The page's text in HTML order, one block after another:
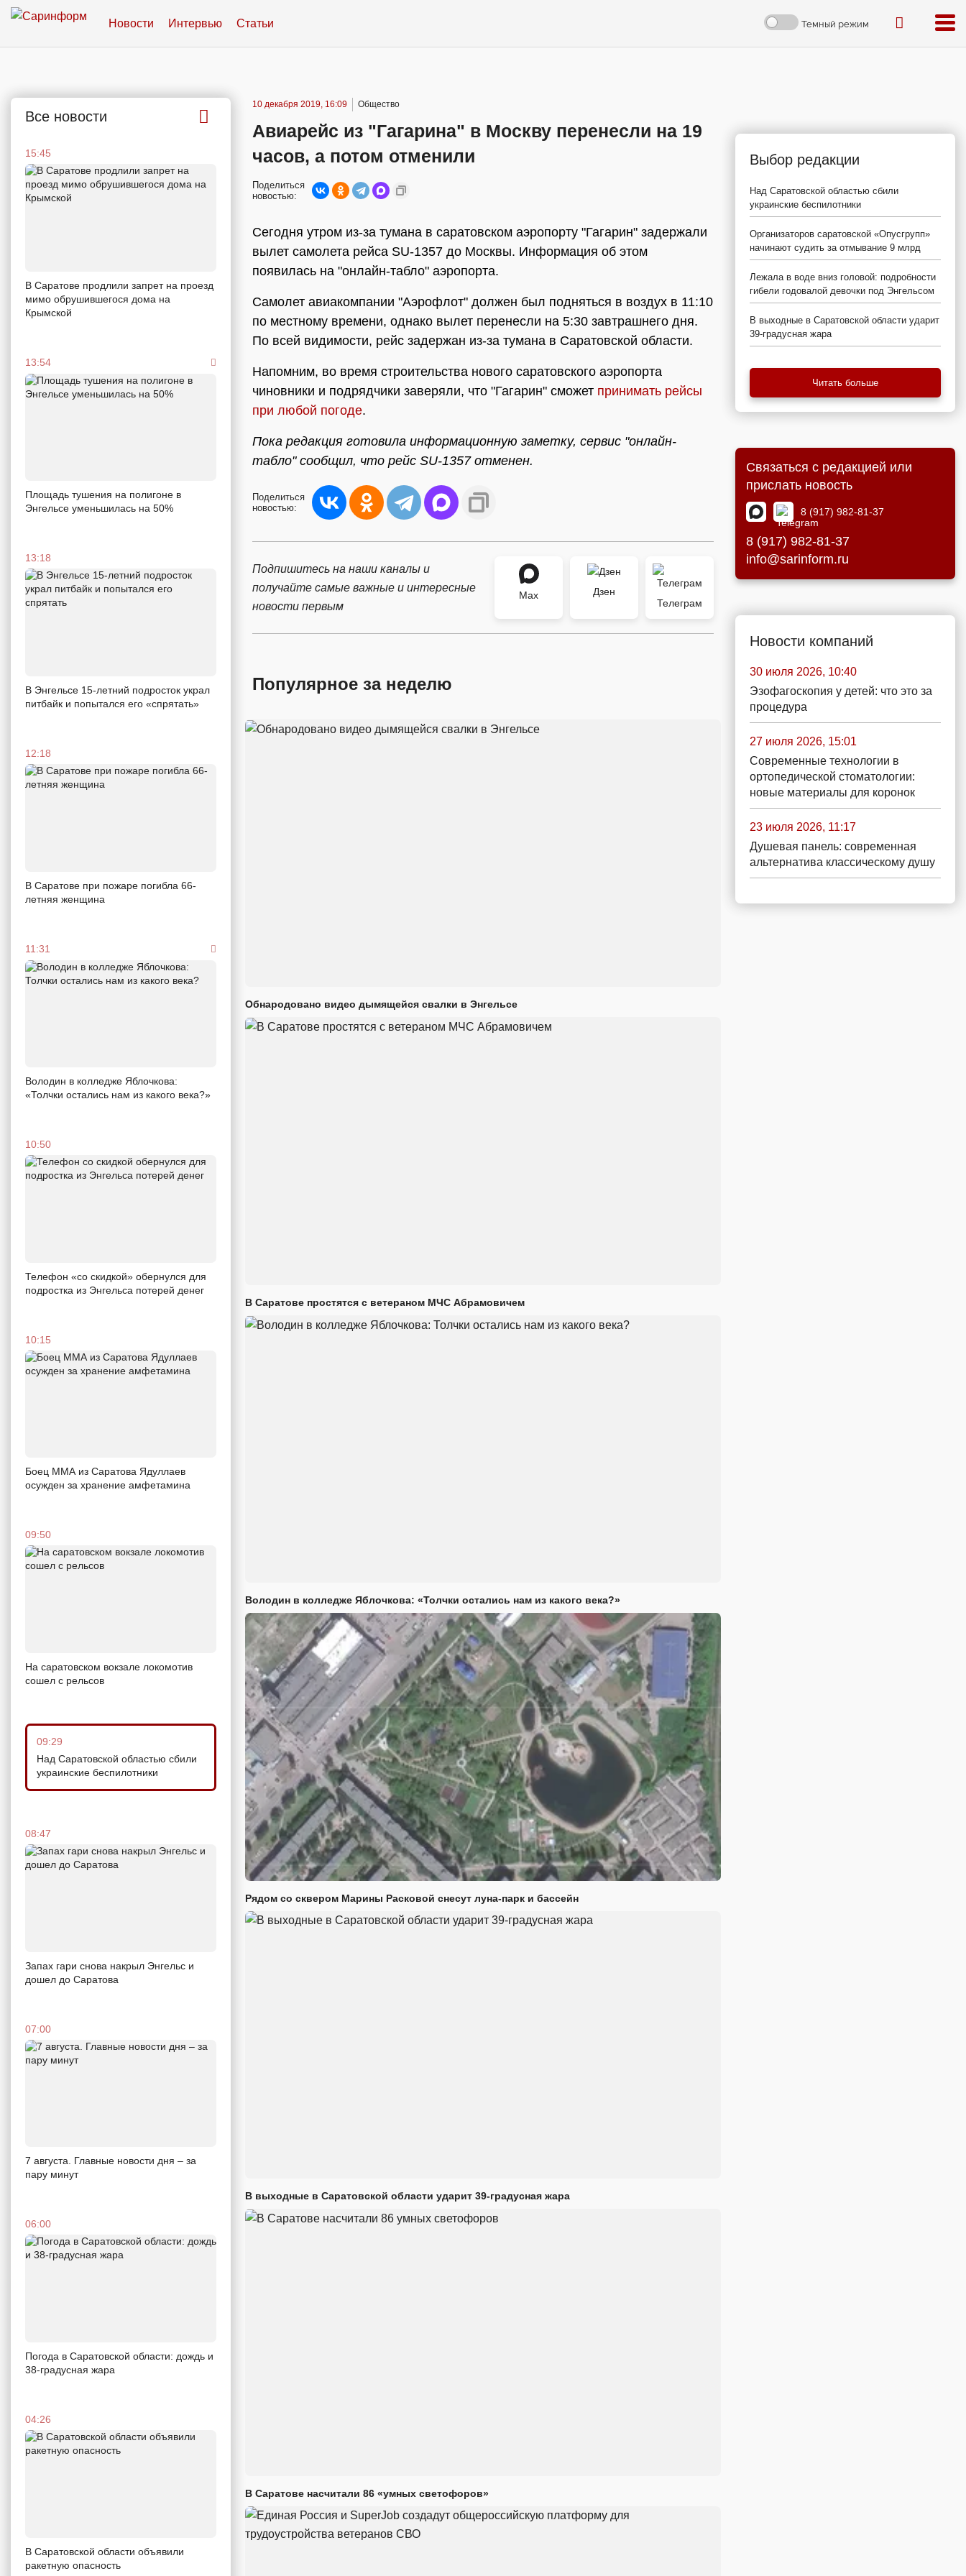
Новости Интервью Статьи Темный режим
Все новости
15:45
В Саратове продлили запрет на проезд
мимо обрушившегося дома на
Крымской
13:54
Площадь тушения на полигоне в
Энгельсе уменьшилась на 50%
13:18
В Энгельсе 15-летний подросток украл
питбайк и попытался его «спрятать»
12:18
В Саратове при пожаре погибла 66-
летняя женщина
11:31
Володин в колледже Яблочкова:
«Толчки остались нам из какого века?»
10:50
Телефон «со скидкой» обернулся для
подростка из Энгельса потерей денег
10:15
Боец ММА из Саратова Ядуллаев
осужден за хранение амфетамина
09:50
На саратовском вокзале локомотив
сошел с рельсов
09:29
Над Саратовской областью сбили
украинские беспилотники
08:47
Запах гари снова накрыл Энгельс и
дошел до Саратова
07:00
7 августа. Главные новости дня – за
пару минут
06:00
Погода в Саратовской области: дождь и
38-градусная жара
04:26
В Саратовской области объявили
ракетную опасность
10 декабря 2019, 16:09 Общество
Авиарейс из "Гагарина" в Москву перенесли на 19
часов, а потом отменили
Поделиться
новостью:
Сегодня утром из-за тумана в саратовском аэропорту "Гагарин" задержали
вылет самолета рейса SU-1357 до Москвы. Информация об этом
появилась на "онлайн-табло" аэропорта.
Самолет авиакомпании "Аэрофлот" должен был подняться в воздух в 11:10
по местному времени, однако вылет перенесли на 5:30 завтрашнего дня.
По всей видимости, рейс задержан из-за тумана в Саратовской области.
Напомним, во время строительства нового саратовского аэропорта
чиновники и подрядчики заверяли, что "Гагарин" сможет принимать рейсы
при любой погоде.
Пока редакция готовила информационную заметку, сервис "онлайн-
табло" сообщил, что рейс SU-1357 отменен.
Поделиться
новостью:
Подпишитесь на наши каналы и
получайте самые важные и интересные
новости первым
Max
Дзен
Телеграм
Популярное за неделю
Обнародовано видео дымящейся свалки в Энгельсе
В Саратове простятся с ветераном МЧС Абрамовичем
Володин в колледже Яблочкова: «Толчки остались нам из какого века?»
Рядом со сквером Марины Расковой снесут луна-парк и бассейн
В выходные в Саратовской области ударит 39-градусная жара
В Саратове насчитали 86 «умных светофоров»
Выбор редакции
Над Саратовской областью сбили
украинские беспилотники
Организаторов саратовской «Опусгрупп»
начинают судить за отмывание 9 млрд
Лежала в воде вниз головой: подробности
гибели годовалой девочки под Энгельсом
В выходные в Саратовской области ударит
39-градусная жара
Читать больше
Связаться с редакцией или
прислать новость
8 (917) 982-81-37
8 (917) 982-81-37
info@sarinform.ru
Новости компаний
30 июля 2026, 10:40
Эзофагоскопия у детей: что это за
процедура
27 июля 2026, 15:01
Современные технологии в
ортопедической стоматологии:
новые материалы для коронок
23 июля 2026, 11:17
Душевая панель: современная
альтернатива классическому душу